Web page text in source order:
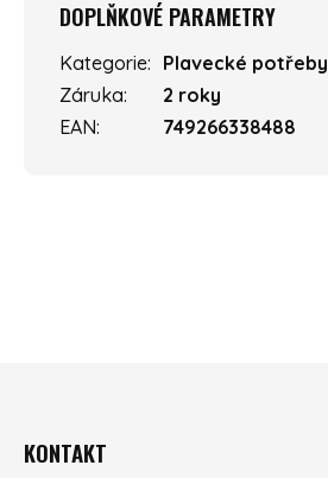
DOPLŇKOVÉ PARAMETRY
Kategorie: Plavecké potřeby
Záruka:
2 roky
EAN: 749266338488
KONTAKT